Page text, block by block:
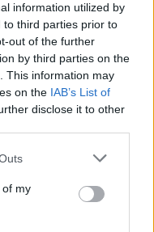
information utilized by
to third parties prior to
out of the further
by third parties on the
This information may
on the IAB’s List of
disclose it to other
one or more Google
You may click to
its third-party tags to
in below Google
of my
reale?
telegram di